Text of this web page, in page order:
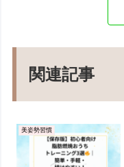
関連記事
美姿勢習慣